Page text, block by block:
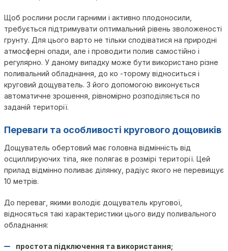
Щоб рослини росли гарними і активно плодоносили,
требується підтримувати оптимальний рівень зволоженості
грунту. Для цього варто не тільки сподіватися на природні
атмосферні опади, але і проводити полив самостійно і
регулярно. У даному випадку може бути використано різне
поливальний обладнання, до ко -торому відноситься і
круговий дощуватель. З його допомогою виконується
автоматичне зрошення, рівномірно розподіляється по
заданій території.
Переваги та особливості кругового дощовиків
Дощуватель обертовий має головна відмінність від
осциллируючих тіпа, яке полягає в розмірі території. Цей
прилад відмінно поливає ділянку, радіус якого не перевищує
10 метрів.
До переваг, якими володіє дощуватель кругової,
відносяться такі характеристики цього виду поливального
обладнання:
простота підключення та використання;